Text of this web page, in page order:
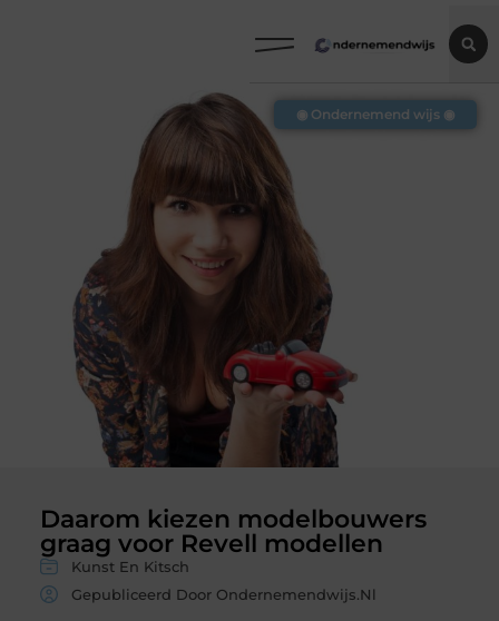
Daarom kiezen modelbouwers
graag voor Revell modellen
Kunst En Kitsch
Gepubliceerd Door Ondernemendwijs.nl
◉ Ondernemend wijs ◉